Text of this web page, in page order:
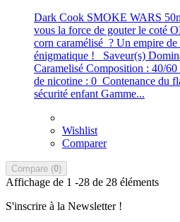
Dark Cook SMOKE WARS
vous la force de gouter le coté
corn caramélisé ? Un empire
énigmatique ! Saveur(s)
Caramelisé Composition : 40/
de nicotine : 0 Contenance du
sécurité enfant Gamme...
Wishlist
Comparer
Compare (0)
Affichage de 1 -28 de 28 éléments
S'inscrire à la Newsletter !